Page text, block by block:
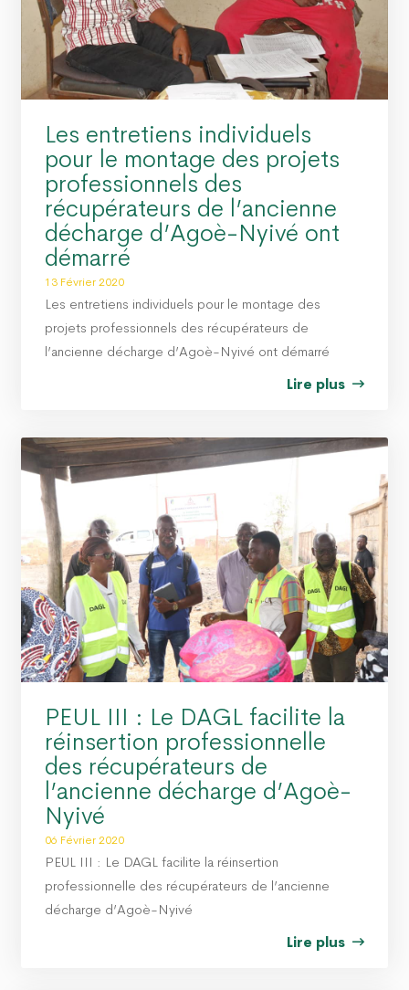
Les entretiens individuels
pour le montage des projets
professionnels des
récupérateurs de l’ancienne
décharge d’Agoè-Nyivé ont
démarré
13 Février 2020
Les entretiens individuels pour le montage des
projets professionnels des récupérateurs de
l’ancienne décharge d’Agoè-Nyivé ont démarré
Lire plus
PEUL III : Le DAGL facilite la
réinsertion professionnelle
des récupérateurs de
l’ancienne décharge d’Agoè-
Nyivé
06 Février 2020
PEUL III : Le DAGL facilite la réinsertion
professionnelle des récupérateurs de l’ancienne
décharge d’Agoè-Nyivé
Lire plus